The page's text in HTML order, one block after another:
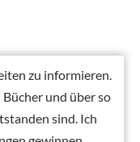
zu informieren.
und über so
sind. Ich